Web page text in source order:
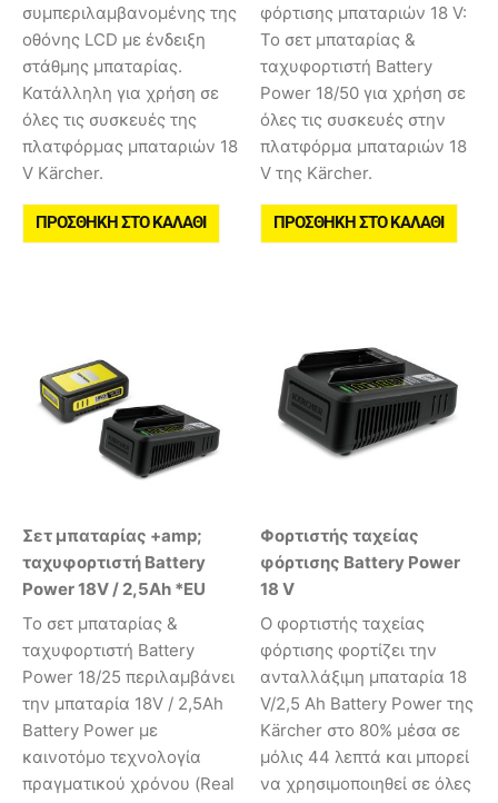
συμπεριλαμβανομένης της
οθόνης LCD με ένδειξη
στάθμης μπαταρίας.
Κατάλληλη για χρήση σε
όλες τις συσκευές της
πλατφόρμας μπαταριών 18
V Kärcher.
ΠΡΟΣΘΉΚΗ ΣΤΟ ΚΑΛΆΘΙ
φόρτισης μπαταριών 18 V:
Το σετ μπαταρίας &
ταχυφορτιστή Battery
Power 18/50 για χρήση σε
όλες τις συσκευές στην
πλατφόρμα μπαταριών 18
V της Kärcher.
ΠΡΟΣΘΉΚΗ ΣΤΟ ΚΑΛΆΘΙ
Σετ μπαταρίας +amp;
ταχυφορτιστή Battery
Power 18V / 2,5Ah *EU
Το σετ μπαταρίας &
ταχυφορτιστή Battery
Power 18/25 περιλαμβάνει
την μπαταρία 18V / 2,5Ah
Battery Power με
καινοτόμο τεχνολογία
πραγματικού χρόνου (Real
Φορτιστής ταχείας
φόρτισης Battery Power
18 V
Ο φορτιστής ταχείας
φόρτισης φορτίζει την
ανταλλάξιμη μπαταρία 18
V/2,5 Ah Battery Power της
Kärcher στο 80% μέσα σε
μόλις 44 λεπτά και μπορεί
να χρησιμοποιηθεί σε όλες